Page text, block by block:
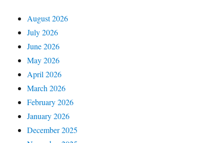
August 2026
July 2026
June 2026
May 2026
April 2026
March 2026
February 2026
January 2026
December 2025